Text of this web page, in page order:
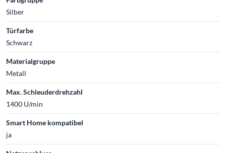
Silber
Türfarbe
Schwarz
Materialgruppe
Metall
Max. Schleuderdrehzahl
1400 U/min
Smart Home kompatibel
ja